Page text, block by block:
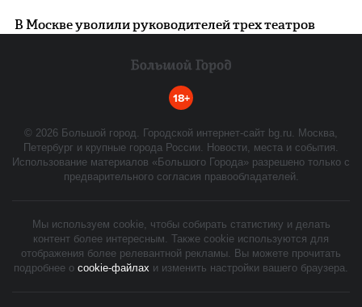
В Москве уволили руководителей трех театров
18+
© 2026 Большой город. Городской интернет-сайт bg.ru. Москва,
Петербург и крупные города России. Новости, места и события.
Использование материалов «Большого Города» разрешено только с
предварительного согласия правообладателей.
Мы используем cookie, чтобы собирать статистику и делать
контент более интересным. Также cookie используются для
отображения более релевантной рекламы. Вы можете прочитать
подробнее о cookie-файлах и изменить настройки вашего браузера.